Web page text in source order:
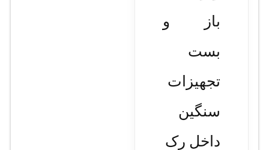
باز و
بست
تجهیزات
سنگین
داخل رک